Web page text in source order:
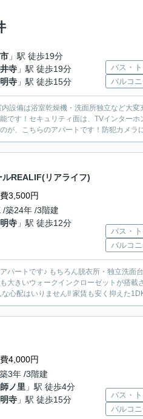
」駅 徒歩19分
寺 」駅 徒歩19分
寺 」駅 徒歩15分
バス・
バルコ
設備は浴室乾燥機・洗面所独立など大
です！セキュリティ面は、TVインター
が、こちらのアパートです！防犯カメラ
REALIF(リアライフ)
3,500円
/築24年 /3階建
寺 」駅 徒歩12分
バス・
バルコ
パートです♪ もちろん脱衣所・独立洗面
きいウォークインクローゼットが搭載
心配はいりません!! 家賃も安く抑えた
4,000円
3年 /3階建
ノ里 」駅 徒歩4分
寺 」駅 徒歩15分 バス・
バルコ